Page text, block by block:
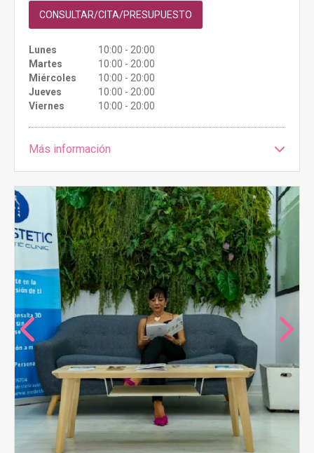
CONSULTAR/CITA/PRESUPUESTO
Lunes
10:00 - 20:00
Martes
10:00 - 20:00
Miércoles
10:00 - 20:00
Jueves
10:00 - 20:00
Viernes
10:00 - 20:00
Más información